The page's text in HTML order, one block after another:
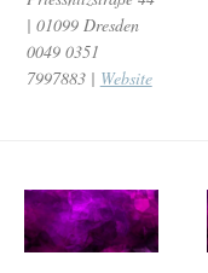
| 01099 Dresden
0049 0351
7997883 | Website